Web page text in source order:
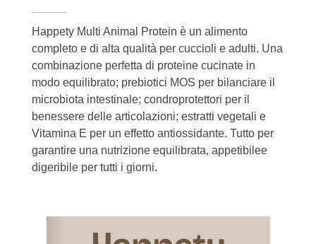
Happety Multi Animal Protein è un alimento
completo e di alta qualità per cuccioli e adulti. Una
combinazione perfetta di proteine cucinate in
modo equilibrato; prebiotici MOS per bilanciare il
microbiota intestinale; condroprotettori per il
benessere delle articolazioni; estratti vegetali e
Vitamina E per un effetto antiossidante. Tutto per
garantire una nutrizione equilibrata, appetibilee
digeribile per tutti i giorni.